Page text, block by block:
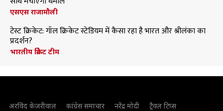
एसएस राजामौली
टेस्ट क्रिकेट: गॉल क्रिकेट स्टेडियम में कैसा रहा है भारत और श्रीलंका का
प्रदर्शन?
भारतीय क्रिकेट टीम
अरविंद केजरीवाल कांग्रेस समाचार नरेंद्र मोदी
ट्रैवल टिप्स